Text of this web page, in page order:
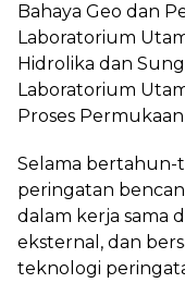
Bahaya Geo dan
Laboratorium
Hidrolika dan
Laboratorium
Proses
Selama bertahun-
peringatan
dalam kerja sama
eksternal, dan
teknologi